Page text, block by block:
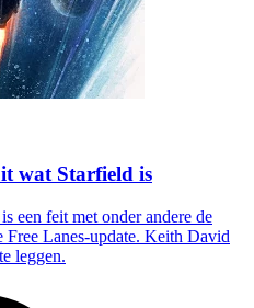
wat Starfield is
een feit met onder andere de
Lanes-update. Keith David
leggen.